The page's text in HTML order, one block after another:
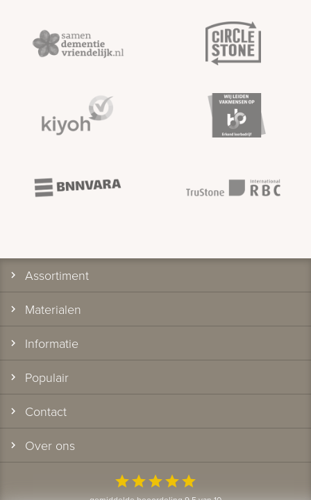
Assortiment
Materialen
Informatie
Populair
Contact
Over ons
starstarstarstarstar